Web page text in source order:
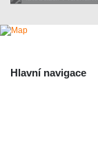
Hlavní navigace